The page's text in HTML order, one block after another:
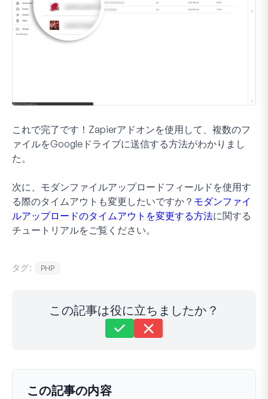
これで完了です！Zapierアドオンを使用して、複数のフ
ァイルをGoogleドライブに送信する方法がわかりまし
た。
次に、モダンファイルアップロードフィールドを使用す
る際のタイムアウトも変更したいですか？ モダンファイ
ルアップロードのタイムアウトを変更する方法に関する
チュートリアルをご覧ください。
タグ: PHP
この記事は役に立ちましたか？
最終更新日 2024年11月22日
この記事の内容